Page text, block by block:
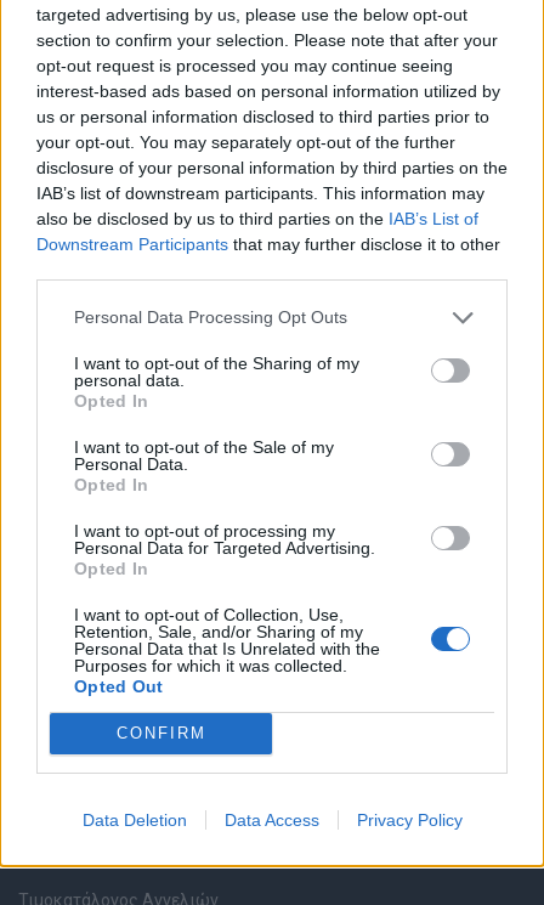
targeted advertising by us, please use the below opt-out
section to confirm your selection. Please note that after your
opt-out request is processed you may continue seeing
interest-based ads based on personal information utilized by
us or personal information disclosed to third parties prior to
your opt-out. You may separately opt-out of the further
disclosure of your personal information by third parties on the
IAB’s list of downstream participants. This information may
also be disclosed by us to third parties on the IAB’s List of
Downstream Participants that may further disclose it to other
Personal Data Processing Opt Outs
I want to opt-out of the Sharing of my
personal data.
Opted In
I want to opt-out of the Sale of my
Personal Data.
Opted In
I want to opt-out of processing my
Personal Data for Targeted Advertising.
Opted In
I want to opt-out of Collection, Use,
Retention, Sale, and/or Sharing of my
Personal Data that Is Unrelated with the
Purposes for which it was collected.
Opted Out
CONFIRM
Data Deletion Data Access Privacy Policy
Θέσεις εργασίας
Θέσεις Εργασίας ανά Ειδικότητα
Θέσεις Εργασίας ανά Εταιρεία
Κέντρο Βοήθειας
Καταχώρηση Online Βιογραφικού
Συμβουλές Καριέρας
HR corner
Ερωτήσεις συνεντεύξεων
Υπολογισμός καθαρού μισθού
Υπηρεσίες εταιριών
Τιμοκατάλογος Αγγελιών